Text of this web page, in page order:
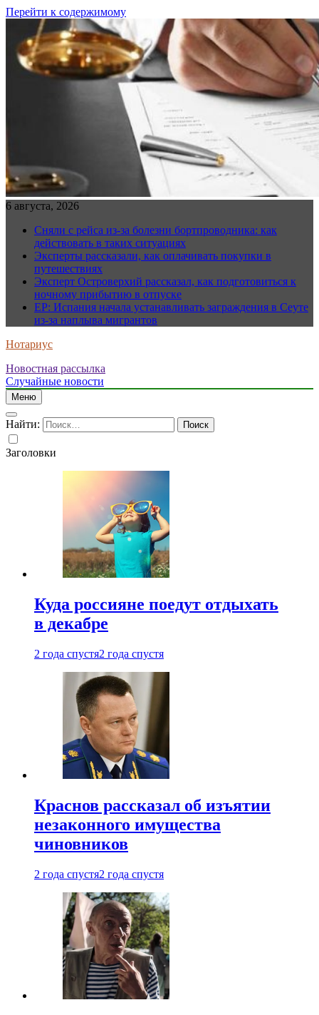
Перейти к содержимому
6 августа, 2026
Сняли с рейса из-за болезни бортпроводника: как
действовать в таких ситуациях
Эксперты рассказали, как оплачивать покупки в
путешествиях
Эксперт Островерхий рассказал, как подготовиться к
ночному прибытию в отпуске
EP: Испания начала устанавливать заграждения в Сеуте
из-за наплыва мигрантов
Нотариус
Новостная рассылка
Случайные новости
Меню
Найти:
Заголовки
Куда россияне поедут отдыхать
в декабре
2 года спустя2 года спустя
Краснов рассказал об изъятии
незаконного имущества
чиновников
2 года спустя2 года спустя